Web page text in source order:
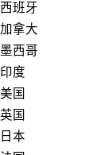
西班牙
加拿大
墨西哥
印度
美国
英国
日本